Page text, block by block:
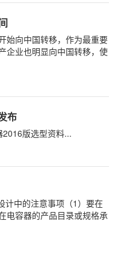
始向中国转移，作为最重要
企业也明显向中国转移，使
布
版选型资料...
计中的注意事项（1）要在
电容器的产品目录或规格承